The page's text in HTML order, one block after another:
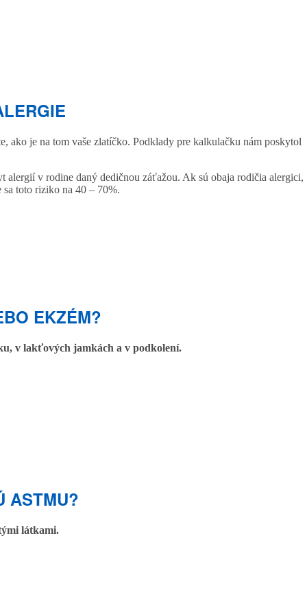
ako je na tom vaše zlatíčko. Podklady pre kalkulačku nám poskytol
v rodine daný dedičnou záťažou. Ak sú obaja rodičia alergici,
toto riziko na 40 – 70%.
EKZÉM?
v lakťových jamkách a v podkolení.
ASTMU?
látkami.